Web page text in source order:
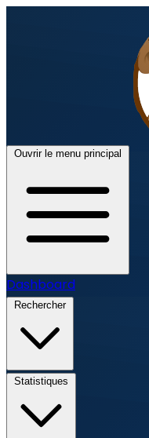
Ouvrir le menu principal
Dashboard
Rechercher
Statistiques